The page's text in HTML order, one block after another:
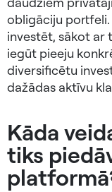
obligāciju
investēt, sākot ar
iegūt pieeju
diversificētu
dažādas aktīvu
Kāda
tiks